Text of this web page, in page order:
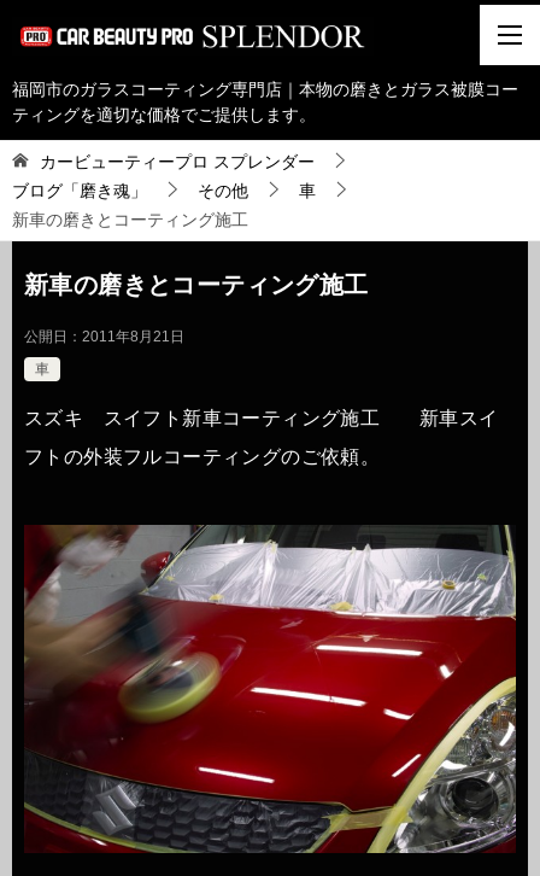
福岡市のガラスコーティング専門店｜本物の磨きとガラス被膜コー
ティングを適切な価格でご提供します。
カービューティープロ スプレンダー
ブログ「磨き魂」
その他
車
新車の磨きとコーティング施工
新車の磨きとコーティング施工
公開日： 2011年8月21日
車
スズキ スイフト新車コーティング施工 新車スイ
フトの外装フルコーティングのご依頼。